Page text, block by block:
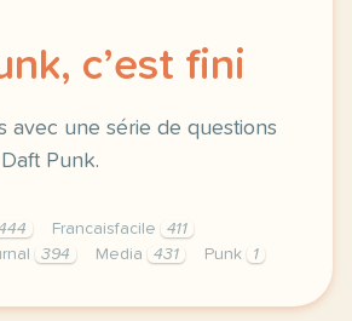
c’est fini
avec une série de questions
Punk.
Francaisfacile
411
394 Media 431 Punk 1
punk c est fini entrainez vous